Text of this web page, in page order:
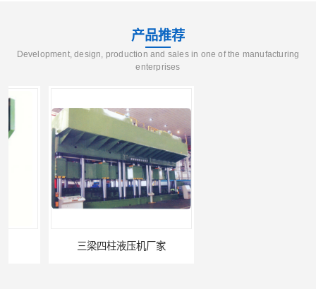
产品推荐
Development, design, production and sales in one of the manufacturing
enterprises
三梁四柱液压机厂家